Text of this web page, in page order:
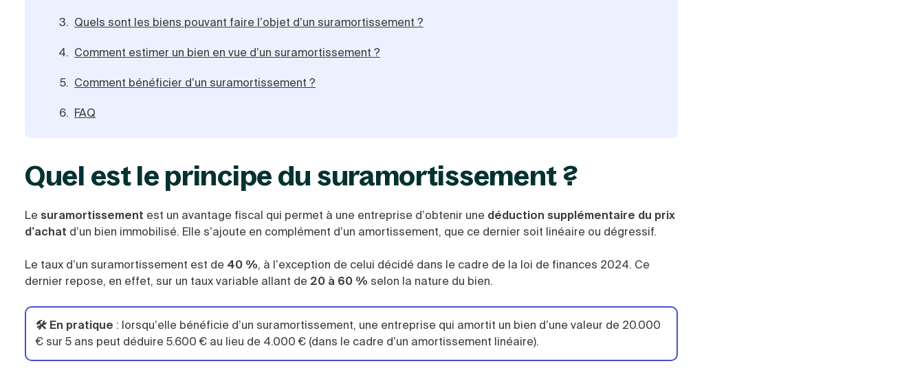
Quels sont les biens pouvant faire l’objet d’un suramortissement ?
Comment estimer un bien en vue d’un suramortissement ?
Comment bénéficier d’un suramortissement ?
FAQ
Quel est le principe du suramortissement ?
Le suramortissement est un avantage fiscal qui permet à une entreprise d’obtenir une déduction supplémentaire du prix
d’achat d’un bien immobilisé. Elle s’ajoute en complément d’un amortissement, que ce dernier soit linéaire ou dégressif.
Le taux d’un suramortissement est de 40 %, à l’exception de celui décidé dans le cadre de la loi de finances 2024. Ce
dernier repose, en effet, sur un taux variable allant de 20 à 60 % selon la nature du bien.
🛠️ En pratique : lorsqu’elle bénéficie d’un suramortissement, une entreprise qui amortit un bien d’une valeur de 20.000
€ sur 5 ans peut déduire 5.600 € au lieu de 4.000 € (dans le cadre d’un amortissement linéaire).